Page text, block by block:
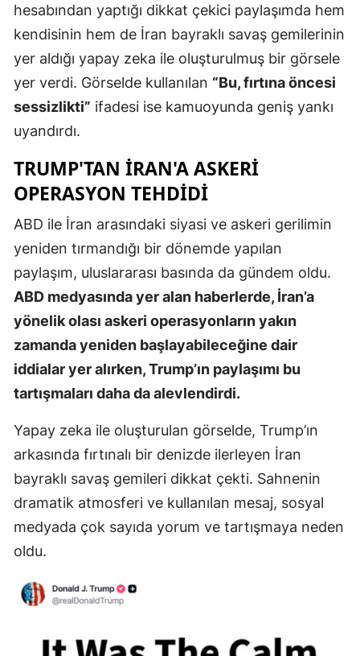
Erzincan
Erzurum
Eskişehir
Gaziantep
Hakkari
Mersin
İstanbul
Kastamonu
Kayseri
Kırklareli
Kütahya
hesabından yaptığı dikkat çekici paylaşımda hem
kendisinin hem de İran bayraklı savaş gemilerinin
yer aldığı yapay zeka ile oluşturulmuş bir görsele
yer verdi. Görselde kullanılan “Bu, fırtına öncesi
sessizlikti” ifadesi ise kamuoyunda geniş yankı
uyandırdı.
TRUMP'TAN İRAN'A ASKERİ
OPERASYON TEHDİDİ
ABD ile İran arasındaki siyasi ve askeri gerilimin
yeniden tırmandığı bir dönemde yapılan
paylaşım, uluslararası basında da gündem oldu.
ABD medyasında yer alan haberlerde, İran’a
yönelik olası askeri operasyonların yakın
zamanda yeniden başlayabileceğine dair
iddialar yer alırken, Trump’ın paylaşımı bu
tartışmaları daha da alevlendirdi.
Yapay zeka ile oluşturulan görselde, Trump’ın
arkasında fırtınalı bir denizde ilerleyen İran
bayraklı savaş gemileri dikkat çekti. Sahnenin
dramatik atmosferi ve kullanılan mesaj, sosyal
medyada çok sayıda yorum ve tartışmaya neden
oldu.